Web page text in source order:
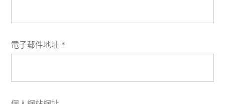
電子郵件地址 *